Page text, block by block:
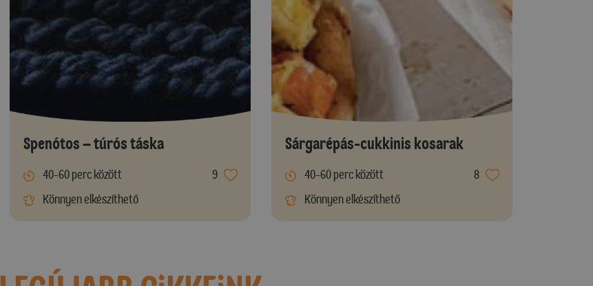
Spenótos – túrós táska
40-60 perc között
9
Könnyen elkészíthető
Sárgarépás-cukkinis kosarak
40-60 perc között
8
Könnyen elkészíthető